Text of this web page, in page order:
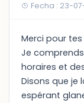
Fecha : 23-
Merci pour
Je
horaires et
Disons que je
espérant